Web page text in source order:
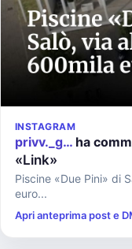
INSTAGRAM
privv._g… ha
«Link»
Piscine «Due Pini» di
euro...
Apri anteprima post e